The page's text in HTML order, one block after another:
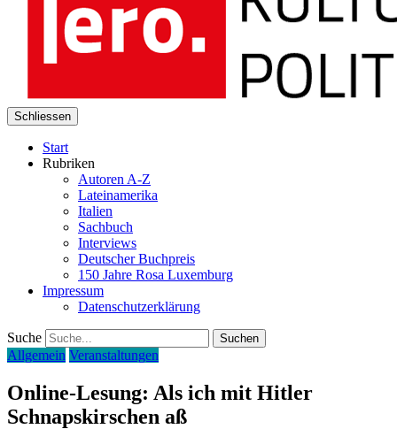
Schliessen
Start
Rubriken
Autoren A-Z
Lateinamerika
Italien
Sachbuch
Interviews
Deutscher Buchpreis
150 Jahre Rosa Luxemburg
Impressum
Datenschutzerklärung
Suche
Allgemein Veranstaltungen
Online-Lesung: Als ich mit Hitler
Schnapskirschen aß